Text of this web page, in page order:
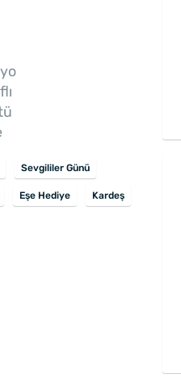
Sevgililer Günü
Eşe Hediye Kardeş